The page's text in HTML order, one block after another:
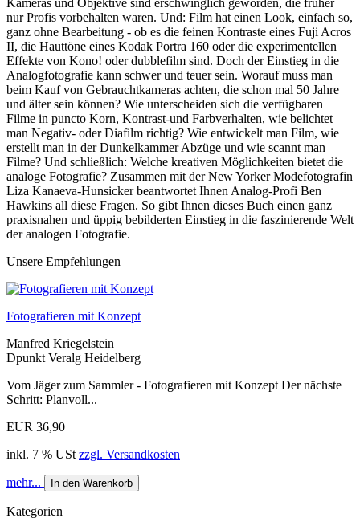
nur Profis vorbehalten waren. Und: Film hat einen Look, einfach so,
ganz ohne Bearbeitung - ob es die feinen Kontraste eines Fuji Acros
II, die Hauttöne eines Kodak Portra 160 oder die experimentellen
Effekte von Kono! oder dubblefilm sind. Doch der Einstieg in die
Analogfotografie kann schwer und teuer sein. Worauf muss man
beim Kauf von Gebrauchtkameras achten, die schon mal 50 Jahre
und älter sein können? Wie unterscheiden sich die verfügbaren
Filme in puncto Korn, Kontrast-und Farbverhalten, wie belichtet
man Negativ- oder Diafilm richtig? Wie entwickelt man Film, wie
erstellt man in der Dunkelkammer Abzüge und wie scannt man
Filme? Und schließlich: Welche kreativen Möglichkeiten bietet die
analoge Fotografie? Zusammen mit der New Yorker Modefotografin
Liza Kanaeva-Hunsicker beantwortet Ihnen Analog-Profi Ben
Hawkins all diese Fragen. So gibt Ihnen dieses Buch einen ganz
praxisnahen und üppig bebilderten Einstieg in die faszinierende Welt
der analogen Fotografie.
Unsere Empfehlungen
Fotografieren mit Konzept
Manfred Kriegelstein
Dpunkt Veralg Heidelberg
Vom Jäger zum Sammler - Fotografieren mit Konzept Der nächste
Schritt: Planvoll...
EUR 36,90
inkl. 7 % USt zzgl. Versandkosten
mehr... In den Warenkorb
Kategorien